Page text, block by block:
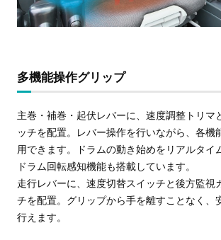
多機能操作グリップ
主巻・補巻・起伏レバーに、速度調整トリマ
ッチを配置。レバー操作を行いながら、各機
用できます。ドラムの動き始めをリアルタイ
ドラム回転感知機能も搭載しています。
走行レバーに、速度切替スイッチと後方監視
チを配置。グリップから手を離すことなく、
行えます。